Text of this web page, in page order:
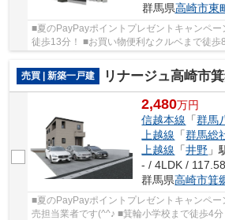
群馬県高崎市東
■夏のPayPayポイントプレゼントキャンペ
徒歩13分！ ■お買い物便利なクルベまで徒歩
階建て住宅！ ○城東小学校まで480ｍ ○高松
売買 | 新築一戸建
リナージュ高崎市箕郷
2,480万円
信越本線 「群馬
上越線 「群馬総
上越線 「井野 」
- / 4LDK /
群馬県高崎市箕
■夏のPayPayポイントプレゼントキャンペー
売担当業者です(^^♪ ■箕輪小学校まで徒歩4分